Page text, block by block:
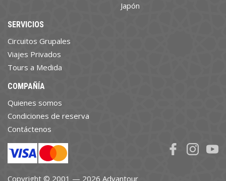
Japón
SERVICIOS
Circuitos Grupales
Viajes Privados
Tours a Medida
COMPAÑÍA
Quienes somos
Condiciones de reserva
Contáctenos
Copyright © 2001 — 2026 Advantour